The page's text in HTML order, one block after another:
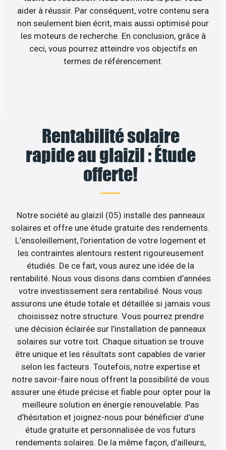
aider à réussir. Par conséquent, votre contenu sera
non seulement bien écrit, mais aussi optimisé pour
les moteurs de recherche. En conclusion, grâce à
ceci, vous pourrez atteindre vos objectifs en
termes de référencement.
Rentabilité solaire
rapide au glaizil : Étude
offerte!
Notre société au glaizil (05) installe des panneaux
solaires et offre une étude gratuite des rendements.
L’ensoleillement, l’orientation de votre logement et
les contraintes alentours restent rigoureusement
étudiés. De ce fait, vous aurez une idée de la
rentabilité. Nous vous disons dans combien d’années
votre investissement sera rentabilisé. Nous vous
assurons une étude totale et détaillée si jamais vous
choisissez notre structure. Vous pourrez prendre
une décision éclairée sur l’installation de panneaux
solaires sur votre toit. Chaque situation se trouve
être unique et les résultats sont capables de varier
selon les facteurs. Toutefois, notre expertise et
notre savoir-faire nous offrent la possibilité de vous
assurer une étude précise et fiable pour opter pour la
meilleure solution en énergie renouvelable. Pas
d’hésitation et joignez-nous pour bénéficier d’une
étude gratuite et personnalisée de vos futurs
rendements solaires. De la même façon, d’ailleurs,